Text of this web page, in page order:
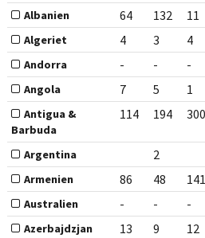
Albanien 64 132 11
Algeriet 4 3 4
Andorra - - -
Angola 7 5 1
Antigua &
Barbuda
114 194 300
Argentina 2
Armenien 86 48 141
Australien - - -
Azerbajdzjan 13 9 12